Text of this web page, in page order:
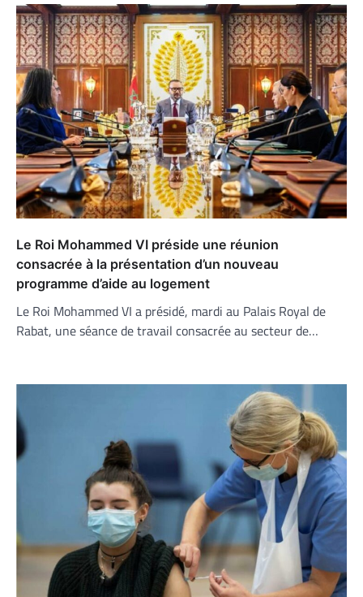
Le Roi Mohammed VI préside une réunion
consacrée à la présentation d’un nouveau
programme d’aide au logement
Le Roi Mohammed VI a présidé, mardi au Palais Royal de
Rabat, une séance de travail consacrée au secteur de…